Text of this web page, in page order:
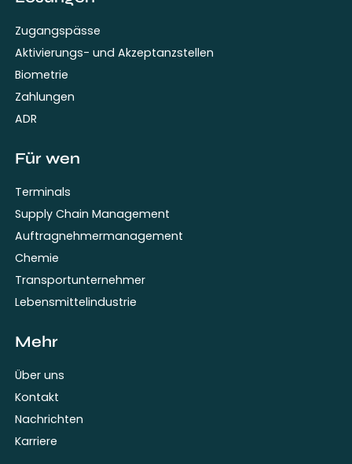
Zugangspässe
Aktivierungs- und Akzeptanzstellen
Biometrie
Zahlungen
ADR
Für wen
Terminals
Supply Chain Management
Auftragnehmermanagement
Chemie
Transportunternehmer
Lebensmittelindustrie
Mehr
Über uns
Kontakt
Nachrichten
Karriere